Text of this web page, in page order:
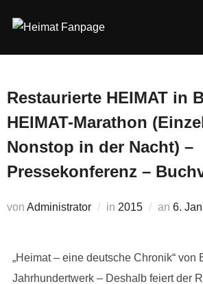
Inhalt
Restaurierte HEIMAT in
HEIMAT-Marathon
Nonstop in der Nacht) –
Pressekonferenz –
von Administrator in 2015 an 6.
„Heimat – eine deutsche Chronik“ von
Jahrhundertwerk – Deshalb feiert der